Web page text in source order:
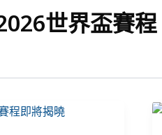
世界盃賽程